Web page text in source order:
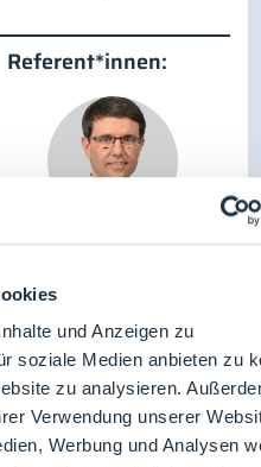
und Anzeigen zu
soziale Medien anbieten zu
zu analysieren.
Verwendung unserer
Werbung und Analysen
Referent*innen:
Christian Miguel-
Enrico Grimm